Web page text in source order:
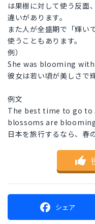
は果樹に対して使う反
違いがあります。
また人が全盛期で「輝い
使うこともあります。
例）
She was blooming
彼女は若い頃が美しさで
例文
The best time to go to
blossoms are
日本を旅行するなら、春
シェア